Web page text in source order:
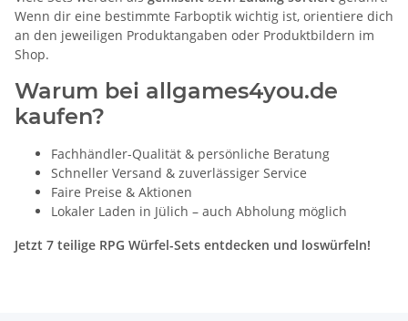
Wenn dir eine bestimmte Farboptik wichtig ist, orientiere dich
an den jeweiligen Produktangaben oder Produktbildern im
Shop.
Warum bei allgames4you.de
kaufen?
Fachhändler-Qualität & persönliche Beratung
Schneller Versand & zuverlässiger Service
Faire Preise & Aktionen
Lokaler Laden in Jülich – auch Abholung möglich
Jetzt 7 teilige RPG Würfel-Sets entdecken und loswürfeln!